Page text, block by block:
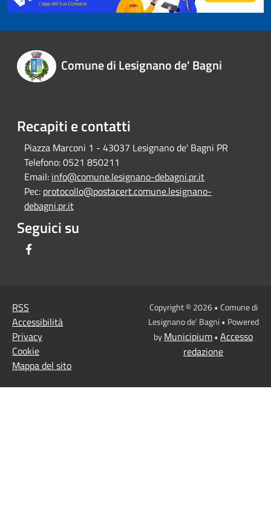
Comune di Lesignano de' Bagni
Recapiti e contatti
Piazza Marconi 1 - 43037 Lesignano de' Bagni PR
Telefono:0521 850211
Email: info@comune.lesignano-debagni.pr.it
Pec: protocollo@postacert.comune.lesignano-
debagni.pr.it
Seguici su
RSS
Accessibilità
Privacy
Cookie
Mappa del sito
Copyright © 2026 • Comune di
Lesignano de' Bagni • Powered
byMunicipium• Accesso
redazione